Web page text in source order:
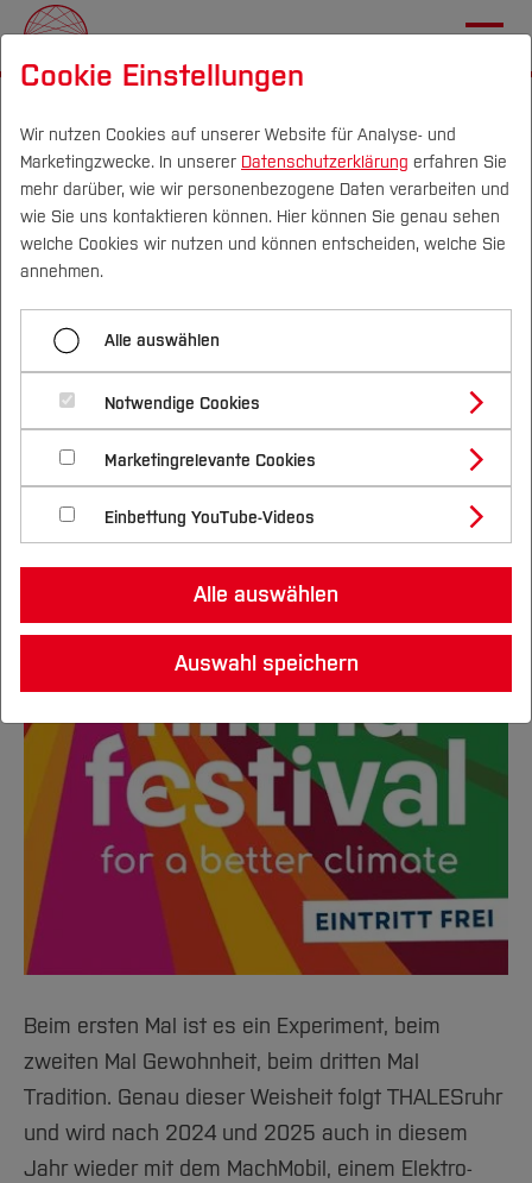
Über
Transferprojekte
Nachhaltigkeitsallianz
MachBar
MachMobil
Transfer Hub
THALESruhr beim Gutes
Klima Festival 2026
Am 11. Juli 2026 rund um die Zeche
Carl in Essen
Beim ersten Mal ist es ein Experiment, beim
zweiten Mal Gewohnheit, beim dritten Mal
Tradition. Genau dieser Weisheit folgt THALESruhr
und wird nach 2024 und 2025 auch in diesem
Jahr wieder mit dem MachMobil, einem Elektro-
Cookie Einstellungen
Wir nutzen Cookies auf unserer Website für Analyse- und
Marketingzwecke. In unserer Datenschutzerklärung erfahren Sie
mehr darüber, wie wir personenbezogene Daten verarbeiten und
wie Sie uns kontaktieren können. Hier können Sie genau sehen
welche Cookies wir nutzen und können entscheiden, welche Sie
annehmen.
Alle auswählen
Notwendige Cookies
Marketingrelevante Cookies
Einbettung YouTube-Videos
Alle auswählen
Auswahl speichern